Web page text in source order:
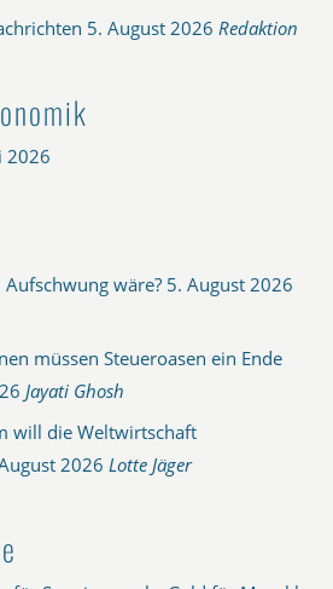
5. August 2026 Redaktion
2026
wäre? 5. August 2026
müssen Steueroasen ein Ende
Jayati Ghosh
will die Weltwirtschaft
2026 Lotte Jäger